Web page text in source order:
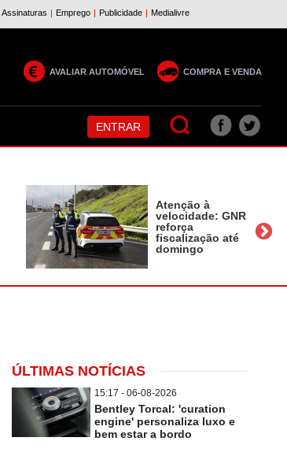
AVALIAR AUTOMÓVEL COMPRA E VENDA
ENTRAR
Atenção à
velocidade: GNR
reforça
fiscalização até
domingo
ÚLTIMAS NOTÍCIAS
15:17 - 06-08-2026
Bentley Torcal: 'curation
engine' personaliza luxo e
bem estar a bordo